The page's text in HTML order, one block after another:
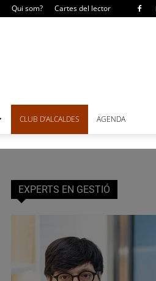
Qui som? Cartes del lector
CLUB D’ALCALDES AGENDA
EXPERTS EN GESTIÓ